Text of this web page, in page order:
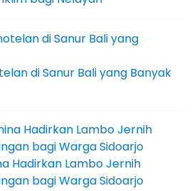
di Sanur Bali yang Banyak
Hadirkan Lambo Jernih
bagi Warga Sidoarjo